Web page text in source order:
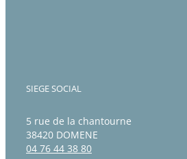
SIEGE SOCIAL
5 rue de la chantourne
38420 DOMENE
04 76 44 38 80